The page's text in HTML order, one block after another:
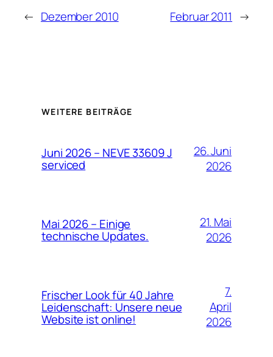
← Dezember 2010 Februar 2011 →
WEITERE BEITRÄGE
Juni 2026 – NEVE 33609 J
serviced
26. Juni
2026
Mai 2026 – Einige
technische Updates.
21. Mai
2026
Frischer Look für 40 Jahre
Leidenschaft: Unsere neue
Website ist online!
7.
April
2026